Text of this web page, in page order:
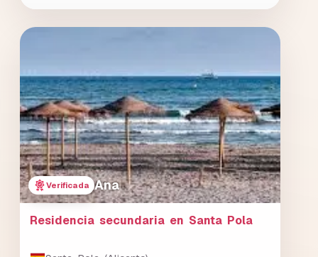
Verificada Ana
Residencia secundaria en Santa Pola